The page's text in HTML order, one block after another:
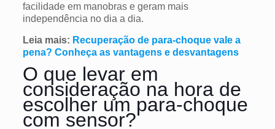
facilidade em manobras e geram mais
independência no dia a dia.
Leia mais: Recuperação de para-choque vale a
pena? Conheça as vantagens e desvantagens
O que levar em
consideração na hora de
escolher um para-choque
com sensor?